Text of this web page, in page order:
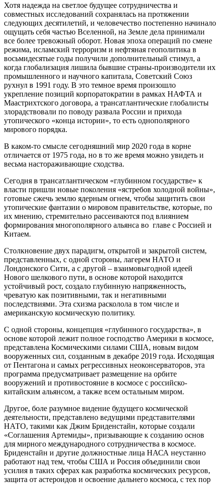
Хотя надежда на светлое будущее сотрудничества и
совместных исследований сохранялась на протяжении
следующих десятилетий, и человечество постепенно начинало
ощущать себя частью Вселенной, на Земле дела принимали
все более тревожный оборот. Новая эпоха операций по смене
режима, исламский терроризм и нефтяная геополитика в
восьмидесятые годы получили дополнительный стимул, а
когда глобализация лишила бывшие страны-производители их
промышленного и научного капитала, Советский Союз
рухнул в 1991 году. В это темное время произошло
укрепление позиций корпоратократии в рамках НАФТА и
Маастрихтского договора, а трансатлантические глобалисты
злорадствовали по поводу развала России и прихода
утопического «конца истории», то есть однополярного
мирового порядка.
В каком-то смысле сегодняшний мир 2020 года в корне
отличается от 1975 года, но в то же время можно увидеть и
весьма настораживающие сходства.
Сегодня в трансатлантическом «глубинном государстве» к
власти пришли новые поколения «ястребов холодной войны»,
готовые сжечь землю ядерным огнем, чтобы защитить свои
утопические фантазии о мировом правительстве, которые, по
их мнению, стремительно рассеиваются под влиянием
формирования многополярного альянса во главе с Россией и
Китаем.
Столкновение двух парадигм, открытой и закрытой систем,
представленных, с одной стороны, лагерем НАТО и
Лондонского Сити, а с другой – взаимовыгодной идеей
Нового шелкового пути, в основе которой находится
устойчивый рост, создало глубинную напряженность,
чреватую как позитивными, так и негативными
последствиями. Эта схизма расколола в том числе и
американскую космическую политику.
С одной стороны, концепция «глубинного государства», в
основе которой лежит полное господство Америки в космосе,
представлена Космическими силами США, новым видом
вооруженных сил, созданным в декабре 2019 года. Исходящая
от Пентагона и самых регрессивных неоконсерваторов, эта
программа предусматривает размещение на орбите
вооружений и противостояние в космосе с российско-
китайским альянсом, а также всем остальным миром.
Другое, боле разумное видение будущего космической
деятельности, представлено ведущими представителями
НАТО, такими как Джим Бриденстайн, которые создали
«Соглашения Артемиды», призывающие к созданию основ
для мирного международного сотрудничества в космосе.
Бриденстайн и другие должностные лица НАСА неустанно
работают над тем, чтобы США и Россия объединили свои
усилия в таких сферах как разработка космических ресурсов,
защита от астероидов и освоение дальнего космоса, с тех пор